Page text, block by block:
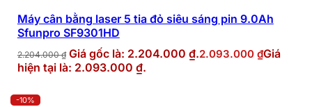
Máy cân bằng laser 5 tia đỏ siêu sáng pin 9.0Ah
Sfunpro SF9301HD
2.204.000₫ Giá gốc là: 2.204.000 ₫.2.093.000 ₫Giá
hiện tại là: 2.093.000 ₫.
-10%